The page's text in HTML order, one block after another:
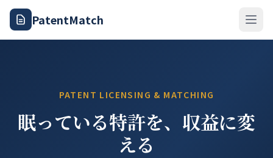
PatentMatch
PATENT LICENSING & MATCHING
眠っている特許を、 収益に変
える